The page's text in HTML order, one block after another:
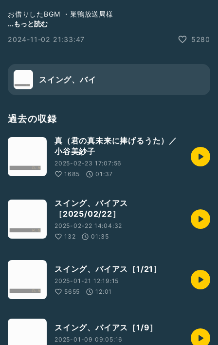
お借りしたBGM ・巣鴨放送局様
www.youtube.com/@SugamoBroadcaster
...もっと読む
2024-11-02 21:33:47
5280
スイング、バイ
過去の収録
真（君の真未来に捧げるうた）／
小谷美紗子
2025-02-23 17:07:56
1685
01:37
スイング、バイアス
［2025/02/22］
2025-02-22 14:04:32
132
01:35
スイング、バイアス［1/21］
2025-01-21 12:19:15
5655
12:01
スイング、バイアス［1/9］
2025-01-09 09:05:16